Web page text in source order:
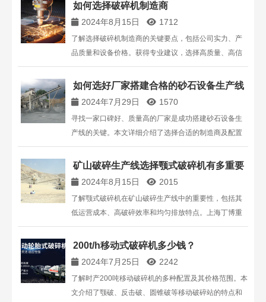
如何选择破碎机制造商
2024年8月15日 1712
了解选择破碎机制造商的关键要点，包括公司实力、产
品质量和设备价格。获得专业建议，选择高质量、高信
誉的破碎机厂家，确保设备性能和性价比。
如何选好厂家搭建合格的砂石设备生产线
2024年7月29日 1570
寻找一家口碑好、质量高的厂家是成功搭建砂石设备生
产线的关键。本文详细介绍了选择合适的制造商及配置
湿式制砂生产线的步骤，确保设备高效运行和投资回
报。了解如何从振动给料机到反击式破碎机配置整个制
矿山破碎生产线选择颚式破碎机有多重要
2024年8月15日 2015
了解颚式破碎机在矿山破碎生产线中的重要性，包括其
低运营成本、高破碎效率和均匀排放特点。上海丁博重
工机械有限公司提供高效、耐用的颚式破碎机，提升生
产线整体性能。
200t/h移动式破碎机多少钱？
2024年7月25日 2242
了解时产200吨移动破碎机的多种配置及其价格范围。本
文介绍了颚破、反击破、圆锥破等移动破碎站的特点和